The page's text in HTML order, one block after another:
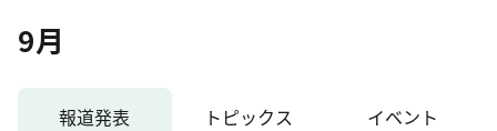
9月
報道発表 トピックス イベント